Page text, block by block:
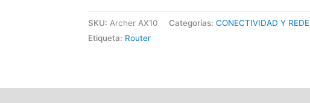
SKU: Archer AX10 Categorías: CONECTIVIDAD Y
Etiqueta: Router